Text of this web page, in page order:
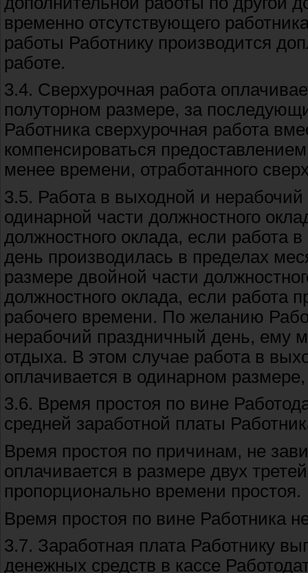
временно отсутствующего
работы Работнику производится
работе.
3.4. Сверхурочная работа
полуторном размере, за
Работника сверхурочная работа
компенсироваться
менее времени, отработанного
3.5. Работа в выходной и
одинарной части должностного
должностного оклада, если работа
день производилась в пределах
размере двойной части
должностного оклада, если работа
рабочего времени. По желанию
нерабочий праздничный день, ему
отдыха. В этом случае работа в
оплачивается в одинарном
3.6. Время простоя по вине
средней заработной платы
Время простоя по причинам, не
оплачивается в размере двух
пропорционально времени простоя.
Время простоя по вине Работника
3.7. Заработная плата Работнику
денежных средств в кассе